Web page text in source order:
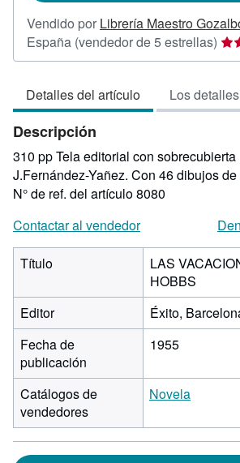
Vendido por Librería Maestro
España (vendedor de 5 estrellas)
del
5
de
Detalles del artículo Los
Descripción
310 pp Tela editorial con sobrecubierta
J.Fernández-Yañez. Con 46 dibujos
N° de ref. del artículo 8080
Contactar al vendedor
Título
LAS
HOBBS
Editor
Éxito,
Fecha de
publicación
1955
Catálogos de
vendedores
Novela